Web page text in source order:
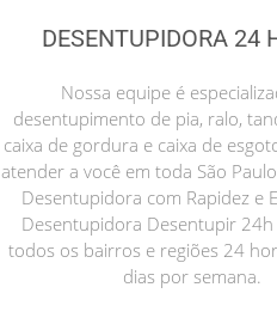
DESENTUPIDORA 24
Nossa equipe é
desentupimento de pia, ralo,
caixa de gordura e caixa de
atender a você em toda São
Desentupidora com Rapidez e
Desentupidora Desentupir
todos os bairros e regiões 24
dias por semana.